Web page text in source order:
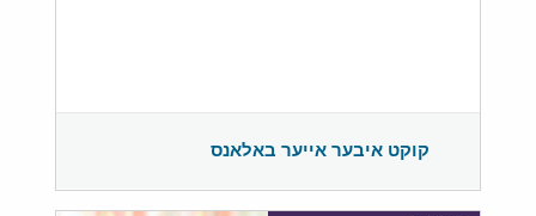
קוקט איבער אייער באלאנס